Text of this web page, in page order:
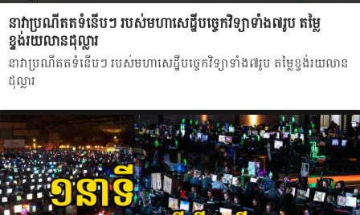
នាវាប្រណីតតទំនើបៗ របស់មហាសេដ្ឋីបច្ចេកវិទ្យាទាំង៧រូប តម្លៃ
ខ្ទង់រយលានដុល្លារ
នាវាប្រណីតតទំនើបៗ របស់មហាសេដ្ឋីបច្ចេកវិទ្យាទាំង៧រូប តម្លៃខ្ទង់រយលាន
ដុល្លារ